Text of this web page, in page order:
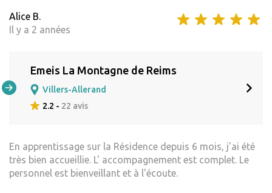
Alice B.
Il y a 2 années
Emeis La Montagne de Reims
Villers-Allerand
2.2 - 22 avis
En apprentissage sur la Résidence depuis 6 mois, j'ai été
très bien accueillie. L' accompagnement est complet. Le
personnel est bienveillant et à l'écoute.